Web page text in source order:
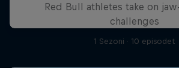
Red Bull athletes take on
challenges
1 Sezoni · 10 episodet